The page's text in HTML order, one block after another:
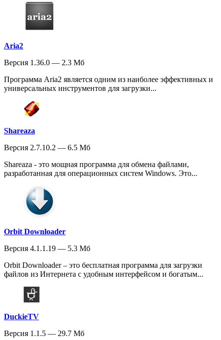
Aria2
Версия 1.36.0 — 2.3 Мб
Программа Aria2 является одним из наиболее эффективных и
универсальных инструментов для загрузки...
Shareaza
Версия 2.7.10.2 — 6.5 Мб
Shareaza - это мощная программа для обмена файлами,
разработанная для операционных систем Windows. Это...
Orbit Downloader
Версия 4.1.1.19 — 5.3 Мб
Orbit Downloader – это бесплатная программа для загрузки
файлов из Интернета с удобным интерфейсом и богатым...
DuckieTV
Версия 1.1.5 — 29.7 Мб